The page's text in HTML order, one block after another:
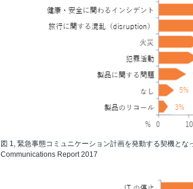
図 1, 緊急事態コミュニケーション計画を発動する契機と
Communications Report 2017